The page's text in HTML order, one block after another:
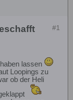
#1
lassen
Loopings zu
ob der Heli